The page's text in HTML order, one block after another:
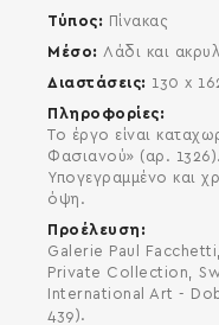
Τύπος
Πίνακας
Μέσο
Λάδι και
Διαστάσεις
130 x
Πληροφορίες
Το έργο είναι
Φασιανού» (αρ. 1326).
Υπογεγραμμένο και
όψη.
Προέλευση
Galerie Paul
Private Collection,
International Art -
439).